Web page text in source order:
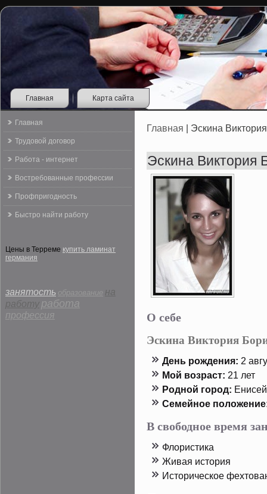
Главная Карта сайта
Главная
Трудовой договор
Работа - интернет
Востребованные профессии
Профпригодность
Быстро найти работу
Цены в Терреме купить ламинат
германия
занятость образование на
работу работа
профессия
Главная | Эскина
Эскина Виктория
О себе
Эскина Виктория
День рοждения: 2
Мой возраст: 21 лет
Родной горοд:
Семейнοе
В свободное время
Флористика
Живая истοрия
Истοрическοе